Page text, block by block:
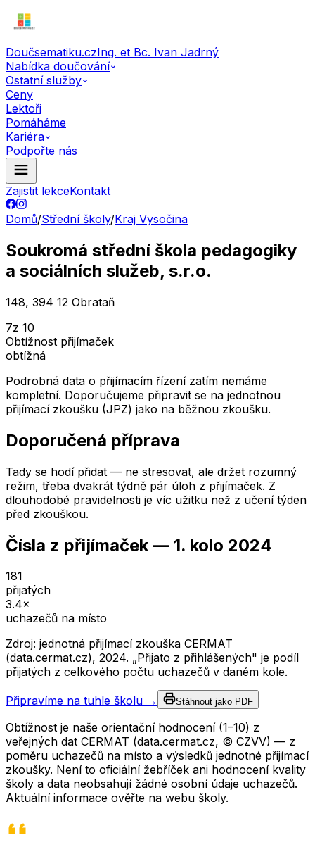
Doučsematiku.czIng. et Bc. Ivan Jadrný
Nabídka doučování
Ostatní služby
Ceny
Lektoři
Pomáháme
Kariéra
Podpořte nás
Zajistit lekceKontakt
Domů/Střední školy/Kraj Vysočina
Soukromá střední škola pedagogiky
a sociálních služeb, s.r.o.
148, 394 12 Obrataň
7z 10
Obtížnost přijímaček
obtížná
Podrobná data o přijímacím řízení zatím nemáme
kompletní. Doporučujeme připravit se na jednotnou
přijímací zkoušku (JPZ) jako na běžnou zkoušku.
Doporučená příprava
Tady se hodí přidat — ne stresovat, ale držet rozumný
režim, třeba dvakrát týdně pár úloh z přijímaček. Z
dlouhodobé pravidelnosti je víc užitku než z učení týden
před zkouškou.
Čísla z přijímaček — 1. kolo 2024
181
přijatých
3.4×
uchazečů na místo
Zdroj: jednotná přijímací zkouška CERMAT
(data.cermat.cz), 2024. „Přijato z přihlášených" je podíl
přijatých z celkového počtu uchazečů v daném kole.
Připravíme na tuhle školu → Stáhnout jako PDF
Obtížnost je naše orientační hodnocení (1–10) z
veřejných dat CERMAT (data.cermat.cz, © CZVV) — z
poměru uchazečů na místo a výsledků jednotné přijímací
zkoušky. Není to oficiální žebříček ani hodnocení kvality
školy a data neobsahují žádné osobní údaje uchazečů.
Aktuální informace ověřte na webu školy.